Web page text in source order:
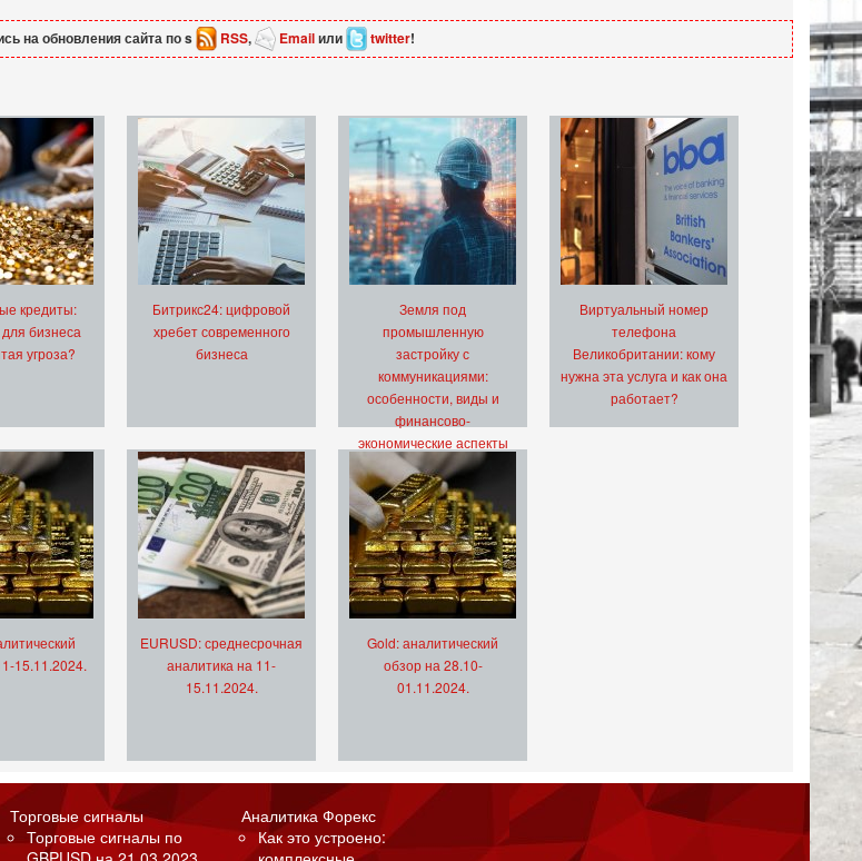
на обновления сайта по s RSS, Emailили twitter!
кредиты:
бизнеса
угроза?
Битрикс24: цифровой
хребет современного
бизнеса
Земля под
промышленную
застройку с
коммуникациями:
особенности, виды и
финансово-
экономические аспекты
Виртуальный номер
телефона
Великобритании: кому
нужна эта услуга и как она
работает?
15.11.2024.
EURUSD: среднесрочная
аналитика на 11-
15.11.2024.
Gold: аналитический
обзор на 28.10-
01.11.2024.
Торговые сигналы
Торговые сигналы по
Аналитика Форекс
Как это устроено: